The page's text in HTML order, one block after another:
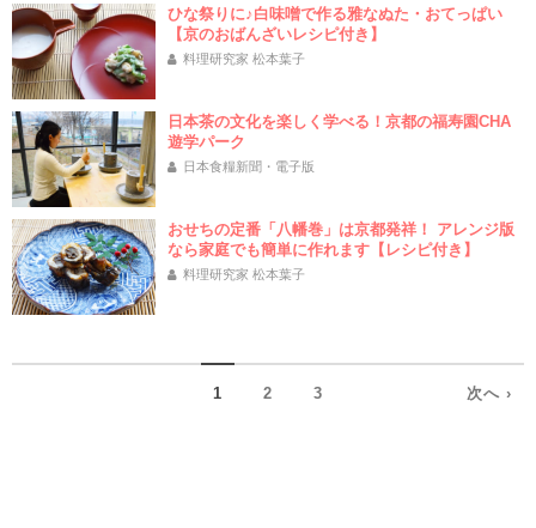
ひな祭りに♪白味噌で作る雅なぬた・おてっぱい
【京のおばんざいレシピ付き】
料理研究家 松本葉子
日本茶の文化を楽しく学べる！京都の福寿園CHA
遊学パーク
日本食糧新聞・電子版
おせちの定番「八幡巻」は京都発祥！ アレンジ版
なら家庭でも簡単に作れます【レシピ付き】
料理研究家 松本葉子
1 2 3 次へ ›